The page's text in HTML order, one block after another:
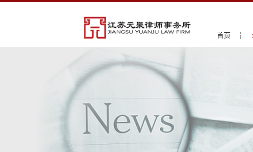
首页